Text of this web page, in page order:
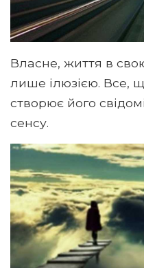
Власне, життя в
лише ілюзією. Все,
створює його
сенсу.